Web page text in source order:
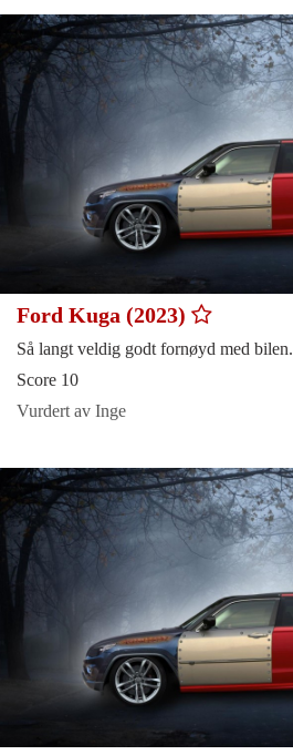
Ford Kuga (2023)
Så langt veldig godt fornøyd med bilen.
Score 10
Vurdert av Inge